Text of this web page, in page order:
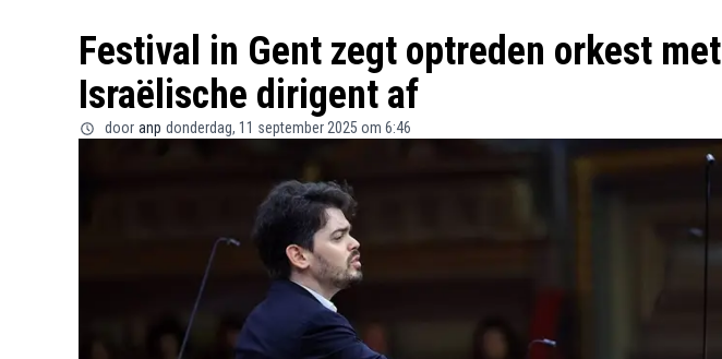
Festival in Gent zegt optreden orkest met
Israëlische dirigent af
door anp donderdag, 11 september 2025 om 6:46